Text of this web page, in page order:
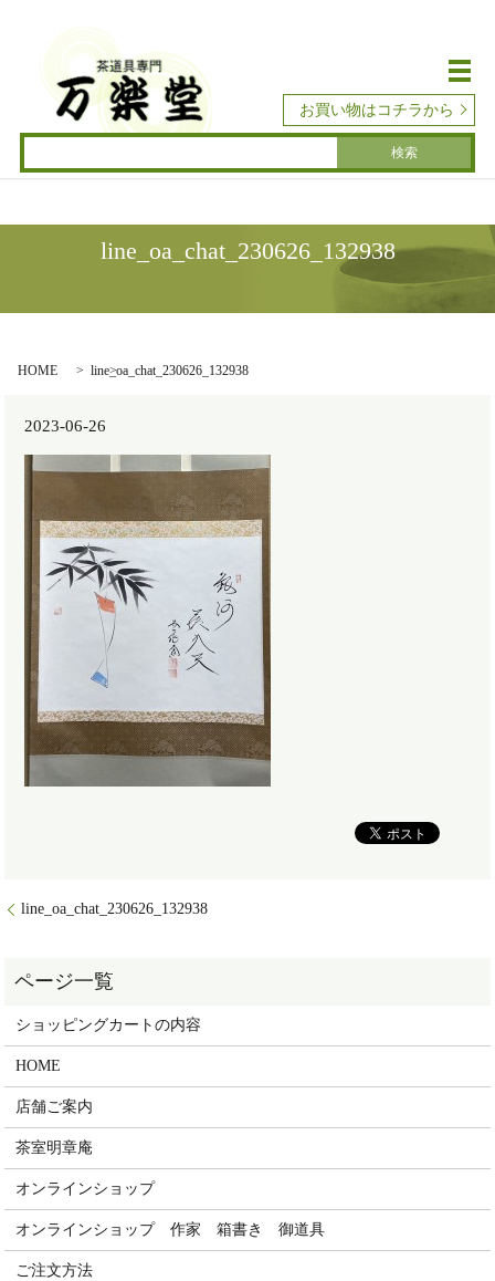
メ
お買い物はコチラから
line_oa_chat_230626_132938
HOME line_oa_chat_230626_132938
2023-06-26
line_oa_chat_230626_132938
ショッピングカートの内容
HOME
店舗ご案内
茶室明章庵
オンラインショップ
オンラインショップ 作家 箱書き 御道具
ご注文方法